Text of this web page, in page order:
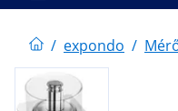
/ expondo /